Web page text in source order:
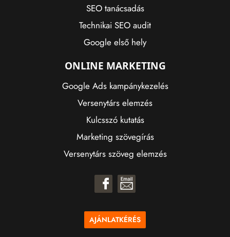
SEO tanácsadás
Technikai SEO audit
Google első hely
ONLINE MARKETING
Google Ads kampánykezelés
Versenytárs elemzés
Kulcsszó kutatás
Marketing szövegírás
Versenytárs szöveg elemzés
AJÁNLATKÉRÉS